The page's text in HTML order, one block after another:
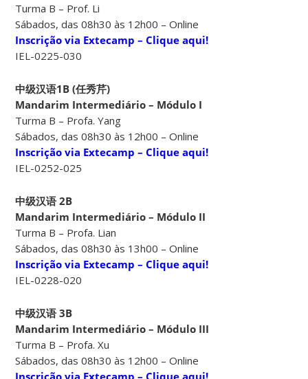
Turma B – Prof. Li
Sábados, das 08h30 às 12h00 – Online
Inscrição via Extecamp – Clique aqui!
IEL-0225-030
中级汉语1B (任秀芹)
Mandarim Intermediário – Módulo I
Turma B – Profa. Yang
Sábados, das 08h30 às 12h00 – Online
Inscrição via Extecamp – Clique aqui!
IEL-0252-025
中级汉语 2B
Mandarim Intermediário – Módulo II
Turma B – Profa. Lian
Sábados, das 08h30 às 13h00 – Online
Inscrição via Extecamp – Clique aqui!
IEL-0228-020
中级汉语 3B
Mandarim Intermediário – Módulo III
Turma B – Profa. Xu
Sábados, das 08h30 às 12h00 – Online
Inscrição via Extecamp – Clique aqui!